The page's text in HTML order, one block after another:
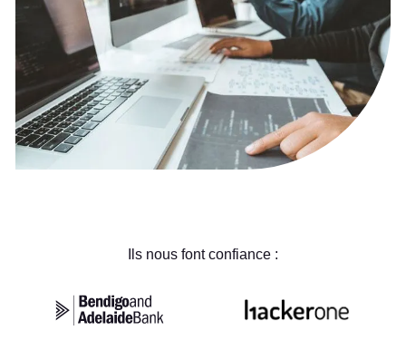
Ils nous font confiance :